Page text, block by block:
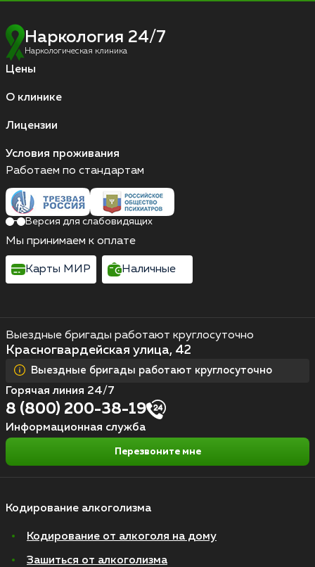
Наркология 24/7
Наркологическая клиника
Цены
О клинике
Лицензии
Условия проживания
Кодирование алкоголизма
Кодирование от алкоголя на дому
Зашиться от алкоголизма
Выездные бригады работают круглосуточно
Красногвардейская улица, 42
Выездные бригады работают круглосуточно
Горячая линия 24/7
8 (800) 200-38-19
Информационная служба
Перезвоните мне
Работаем по стандартам
Версия для слабовидящих
Мы принимаем к оплате
Карты МИР Наличные